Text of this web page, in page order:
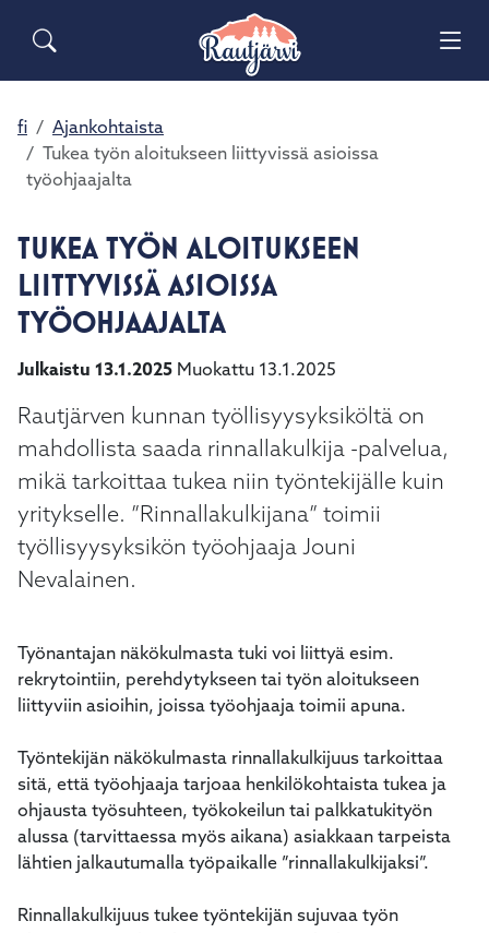
Siirry pääsisältöön Siirry päävalikkoon
Sähköiset lomakkeet
Haku
Valitse
oleva
tulos
ylös-
alasnuolilla.
Siirry
valittuun
hakutulokseen
enteriä.
käyttäjät
voivat
käyttää
ja
pyyhkäisyliikkeitä.
Asuminen ja ympäristö
Opetus ja kasvatus
Hyvinvointi ja terveys
Kulttuuri ja vapaa-aika
Kunta ja päätöksenteko
Elinvoima ja työ
fi
Ajankohtaista
Tukea työn aloitukseen liittyvissä asioissa
työohjaajalta
TUKEA TYÖN ALOITUKSEEN
LIITTYVISSÄ ASIOISSA
TYÖOHJAAJALTA
Julkaistu 13.1.2025 Muokattu 13.1.2025
Rautjärven kunnan työllisyysyksiköltä on
mahdollista saada rinnallakulkija -palvelua,
mikä tarkoittaa tukea niin työntekijälle kuin
yritykselle. ”Rinnallakulkijana” toimii
työllisyysyksikön työohjaaja Jouni
Nevalainen.
Työnantajan näkökulmasta tuki voi liittyä esim.
rekrytointiin, perehdytykseen tai työn aloitukseen
liittyviin asioihin, joissa työohjaaja toimii apuna.
Työntekijän näkökulmasta rinnallakulkijuus tarkoittaa
sitä, että työohjaaja tarjoaa henkilökohtaista tukea ja
ohjausta työsuhteen, työkokeilun tai palkkatukityön
alussa (tarvittaessa myös aikana) asiakkaan tarpeista
lähtien jalkautumalla työpaikalle ”rinnallakulkijaksi”.
Rinnallakulkijuus tukee työntekijän sujuvaa työn